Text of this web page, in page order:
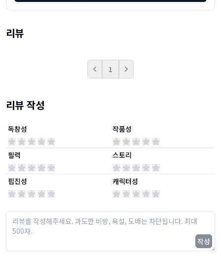
리뷰
Prev 1 Next
리뷰 작성
독창성
필력
핍진성
작품성
스토리
캐릭터성
작성